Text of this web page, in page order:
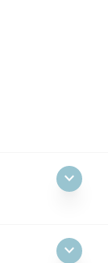
expand_more
expand_more